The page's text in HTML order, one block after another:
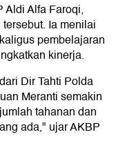
Aldi Alfa Faroqi,
Ia menilai
pembelajaran
kinerja.
Dir Tahti Polda
Meranti semakin
tahanan dan
ada," ujar AKBP